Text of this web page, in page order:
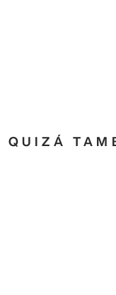
QUIZÁ